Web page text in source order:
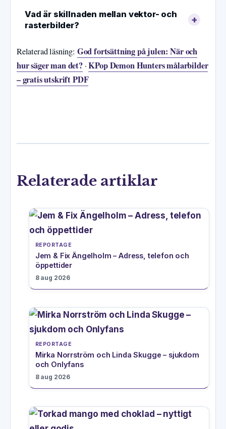
Vad är skillnaden mellan vektor- och
rasterbilder?
Relaterad läsning: God fortsättning på julen: När och
hur säger man det?·KPop Demon Hunters målarbilder
– gratis utskrift PDF
Relaterade artiklar
REPORTAGE
Jem & Fix Ängelholm – Adress, telefon och
öppettider
8 aug 2026
REPORTAGE
Mirka Norrström och Linda Skugge – sjukdom
och Onlyfans
8 aug 2026